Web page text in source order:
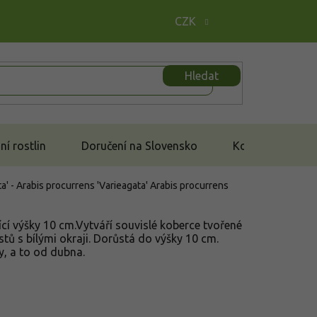
CZK
Hledat
rostlin Doručení na Slovensko Kontakt
- Arabis procurrens 'Varieagata'Arabis procurrens
výšky 10 cm.Vytváří souvislé koberce tvořené
s bílými okraji. Dorůstá do výšky 10 cm.
a to od dubna.